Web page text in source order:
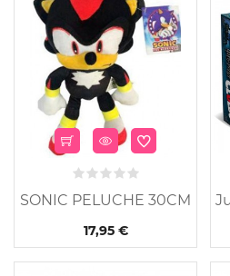
SONIC PELUCHE 30CM
17,95 €